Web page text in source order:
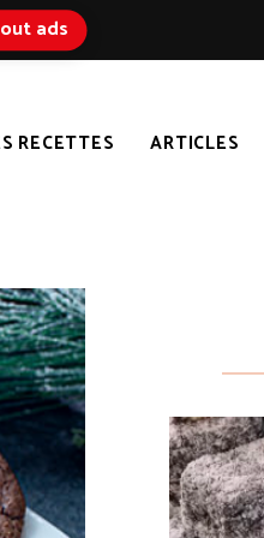
ads
RECETTES ARTICLES